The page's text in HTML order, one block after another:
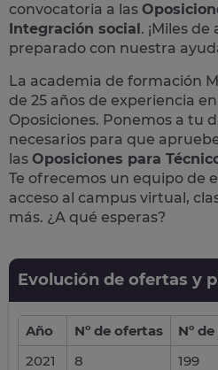
convocatoria a las
Integración social. ¡Miles
preparado con nuestra
La academia de formación
de 25 años de experiencia
Oposiciones. Ponemos a tu
necesarios para que
las Oposiciones para
Te ofrecemos un equipo de
acceso al campus virtual,
más. ¿A qué esperas?
Evolución de ofertas y
Año Nº de ofertas
Nº
2021
8
199